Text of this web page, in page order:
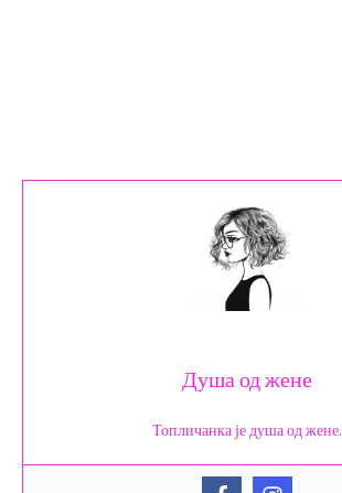
Душа од жене
Топличанка је душа од жене.